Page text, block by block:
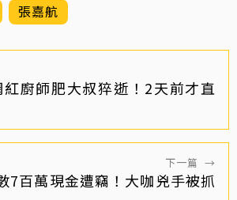
張嘉航
廚師肥大叔猝逝！2天前才直
下一篇 →
7百萬現金遭竊！大咖兇手被抓